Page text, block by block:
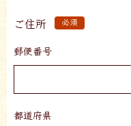
ご住所 必須
郵便番号
都道府県